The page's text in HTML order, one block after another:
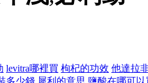
levitra哪裡買 枸杞的功效 他達拉
多少錢 犀利的意思 鹽酸在哪可以